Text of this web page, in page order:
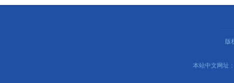
版
本站中文网址